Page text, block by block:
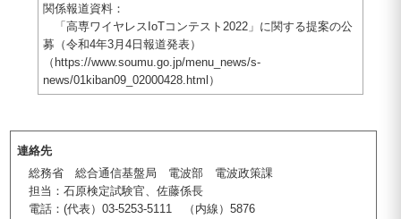
関係報道資料：
「高専ワイヤレスIoTコンテスト2022」に関する提案の公
募（令和4年3月4日報道発表）
（https://www.soumu.go.jp/menu_news/s-
news/01kiban09_02000428.html）
連絡先
総務省 総合通信基盤局 電波部 電波政策課
担当：石原検定試験官、佐藤係長
電話：(代表）03-5253-5111 （内線）5876